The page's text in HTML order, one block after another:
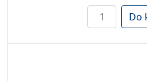
Do